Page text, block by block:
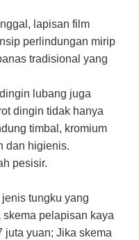
lapisan film
perlindungan mirip
tradisional yang
lubang juga
dingin tidak hanya
timbal, kromium
dan higienis.
pesisir.
tungku yang
pelapisan kaya
juta yuan; Jika skema